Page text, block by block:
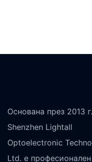
Основана през 2013
Shenzhen Lightall
Optoelectronic
Ltd. е професионален